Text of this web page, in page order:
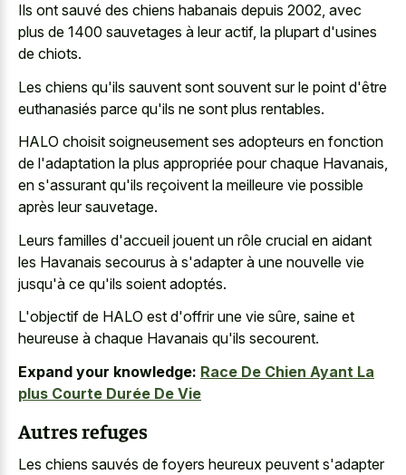
Ils ont sauvé des chiens habanais depuis 2002, avec
plus de 1400 sauvetages à leur actif, la plupart d'usines
de chiots.
Les chiens qu'ils sauvent sont souvent sur le point d'être
euthanasiés parce qu'ils ne sont plus rentables.
HALO choisit soigneusement ses adopteurs en fonction
de l'adaptation la plus appropriée pour chaque Havanais,
en s'assurant qu'ils reçoivent la meilleure vie possible
après leur sauvetage.
Leurs familles d'accueil jouent un rôle crucial en aidant
les Havanais secourus à s'adapter à une nouvelle vie
jusqu'à ce qu'ils soient adoptés.
L'objectif de HALO est d'offrir une vie sûre, saine et
heureuse à chaque Havanais qu'ils secourent.
Expand your knowledge: Race De Chien Ayant La
plus Courte Durée De Vie
Autres refuges
Les chiens sauvés de foyers heureux peuvent s'adapter